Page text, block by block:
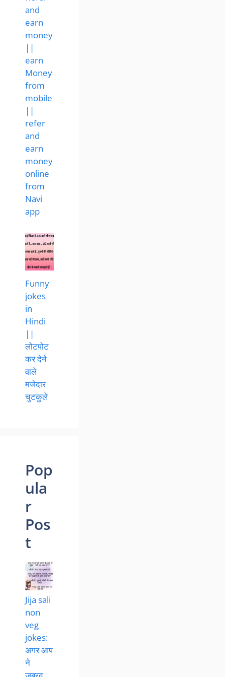
and
earn
money
||
earn
Money
from
mobile
||
refer
and
earn
money
online
from
Navi
app
Funny
jokes
in
Hindi
||
लोटपोट
कर देने
वाले
मजेदार
चुटकुले
Pop
ula
r
Pos
t
Jija sali
non
veg
jokes:
अगर आप
ने